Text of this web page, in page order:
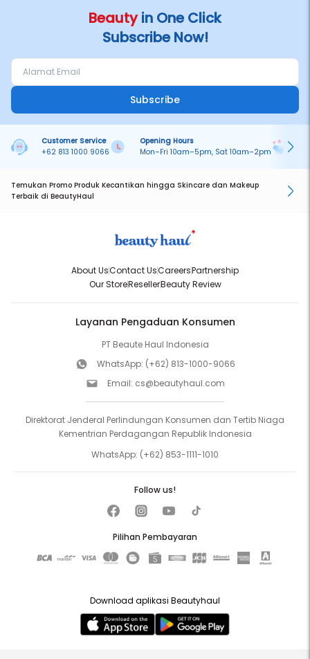
Beautyin One Click
Subscribe Now!
Subscribe
Customer Service
+62 813 1000 9066
Opening Hours
Mon–Fri 10am–5pm, Sat 10am–2pm
Temukan Promo Produk Kecantikan hingga Skincare dan Makeup
Terbaik di BeautyHaul
About UsContact UsCareersPartnership
Our StoreResellerBeauty Review
Layanan Pengaduan Konsumen
PT Beaute Haul Indonesia
WhatsApp: (+62) 813-1000-9066
Email: cs@beautyhaul.com
Direktorat Jenderal Perlindungan Konsumen dan Tertib Niaga
Kementrian Perdagangan Republik Indonesia
WhatsApp: (+62) 853-1111-1010
Pilihan Pembayaran
Follow us!
Download aplikasi Beautyhaul